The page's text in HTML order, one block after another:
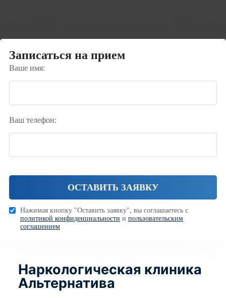
Записаться на прием
Ваше имя:
Ваш телефон:
Нажимая кнопку "Оставить заявку", вы соглашаетесь с
политикой конфиденциальности и пользовательским
соглашением
Наркологическая клиника
Альтернатива